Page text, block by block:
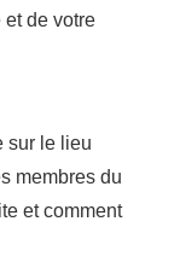
et de votre
sur le lieu
membres du
et comment